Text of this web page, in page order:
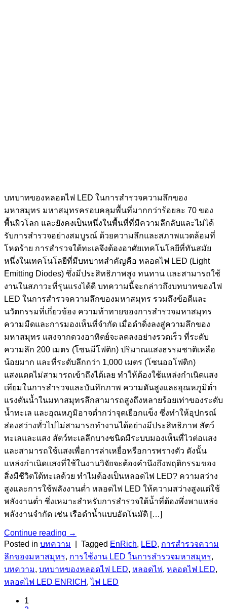
บทบาทของหลอดไฟ LED ในการสำรวจความลึกของ
มหาสมุทร มหาสมุทรครอบคลุมพื้นที่มากกว่าร้อยละ 70 ของ
พื้นผิวโลก และยังคงเป็นหนึ่งในพื้นที่ที่มีความลึกลับและไม่ได้
รับการสำรวจอย่างสมบูรณ์ ด้วยความลึกและสภาพแวดล้อมที่
โหดร้าย การสำรวจใต้ทะเลจึงต้องอาศัยเทคโนโลยีที่ทันสมัย
หนึ่งในเทคโนโลยีที่มีบทบาทสำคัญคือ หลอดไฟ LED (Light
Emitting Diodes) ซึ่งมีประสิทธิภาพสูง ทนทาน และสามารถใช้
งานในสภาวะที่รุนแรงได้ดี บทความนี้จะกล่าวถึงบทบาทของไฟ
LED ในการสำรวจความลึกของมหาสมุทร รวมถึงข้อดีและ
นวัตกรรมที่เกี่ยวข้อง ความท้าทายของการสำรวจมหาสมุทร
ความมืดและการมองเห็นที่จำกัด เมื่อดำดิ่งลงสู่ความลึกของ
มหาสมุทร แสงจากดวงอาทิตย์จะลดลงอย่างรวดเร็ว ที่ระดับ
ความลึก 200 เมตร (โซนมีโฟติก) ปริมาณแสงธรรมชาติเหลือ
น้อยมาก และที่ระดับลึกกว่า 1,000 เมตร (โซนออโฟติก)
แสงแดดไม่สามารถเข้าถึงได้เลย ทำให้ต้องใช้แหล่งกำเนิดแสง
เทียมในการสำรวจและบันทึกภาพ ความดันสูงและอุณหภูมิต่ำ
แรงดันน้ำในมหาสมุทรลึกสามารถสูงถึงหลายร้อยเท่าของระดับ
น้ำทะเล และอุณหภูมิอาจต่ำกว่าจุดเยือกแข็ง ซึ่งทำให้อุปกรณ์
ส่องสว่างทั่วไปไม่สามารถทำงานได้อย่างมีประสิทธิภาพ สัตว์
ทะเลและแสง สัตว์ทะเลลึกบางชนิดมีระบบมองเห็นที่ไวต่อแสง
และสามารถใช้แสงเพื่อการล่าเหยื่อหรือการพรางตัว ดังนั้น
แหล่งกำเนิดแสงที่ใช้ในงานวิจัยจะต้องคำนึงถึงพฤติกรรมของ
สิ่งมีชีวิตใต้ทะเลด้วย ทำไมต้องเป็นหลอดไฟ LED? ความสว่าง
สูงและการใช้พลังงานต่ำ หลอดไฟ LED ให้ความสว่างสูงแต่ใช้
พลังงานต่ำ ซึ่งเหมาะสำหรับการสำรวจใต้น้ำที่ต้องพึ่งพาแหล่ง
พลังงานจำกัด เช่น เรือดำน้ำแบบอัตโนมัติ […]
Continue reading →
Posted in บทความ Tagged EnRich, LED, การสำรวจความ
ลึกของมหาสมุทร, การใช้งาน LED ในการสำรวจมหาสมุทร,
บทความ, บทบาทของหลอดไฟ LED, หลอดไฟ, หลอดไฟ LED,
หลอดไฟ LED ENRICH ,ไฟ LED
1